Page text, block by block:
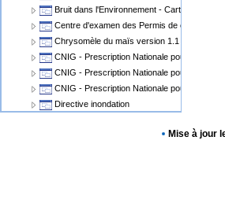
Bruit dans l'Environnement - Cartographie du
Centre d'examen des Permis de conduire
Chrysomèle du maïs version 1.1
CNIG - Prescription Nationale pour les
CNIG - Prescription Nationale pour les PLU,
CNIG - Prescription Nationale pour les
Directive inondation
Epidémiosurveillance animale Mise à jour